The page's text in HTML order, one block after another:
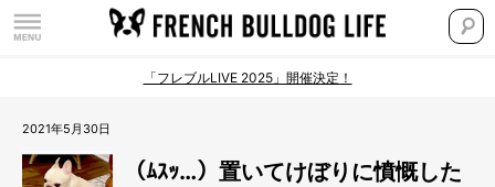
「フレブルLIVE 2025」開催決定！
2021年5月30日
（ﾑｽｯ…）置いてけぼりに憤慨した